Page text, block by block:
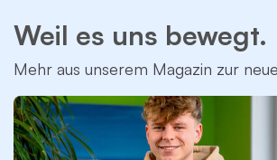
Weil es uns bewegt.
Mehr aus unserem Magazin zur